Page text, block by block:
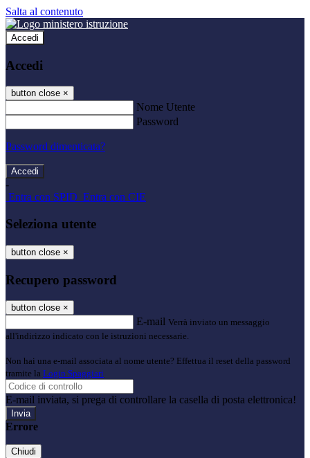
Salta al contenuto
Accedi
Accedi
button close ×
Nome Utente
Password
Password dimenticata?
-
Entra con SPID Entra con CIE
Seleziona utente
button close ×
Recupero password
button close ×
E-mail Verrà inviato un messaggio
all'indirizzo indicato con le istruzioni necessarie.
Non hai una e-mail associata al nome utente? Effettua il reset della password
tramite la Login Spaggiari
E-mail inviata, si prega di controllare la casella di posta elettronica!
Errore
Chiudi